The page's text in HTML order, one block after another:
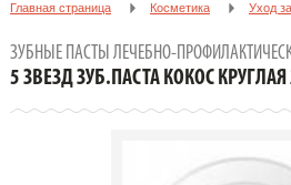
Главная страница Косметика Уход
5 ЗВЕЗД ЗУБ.ПАСТА КОКОС КРУГЛАЯ 25Г.
ЗУБНЫЕ ПАСТЫ ЛЕЧЕБНО-
5 ЗВЕЗД ЗУБ.ПАСТА КОКОС КРУГЛАЯ